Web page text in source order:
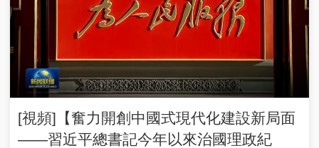
[視頻]【奮力開創中國式現代化建設新局面
——習近平總書記今年以來治國理政紀